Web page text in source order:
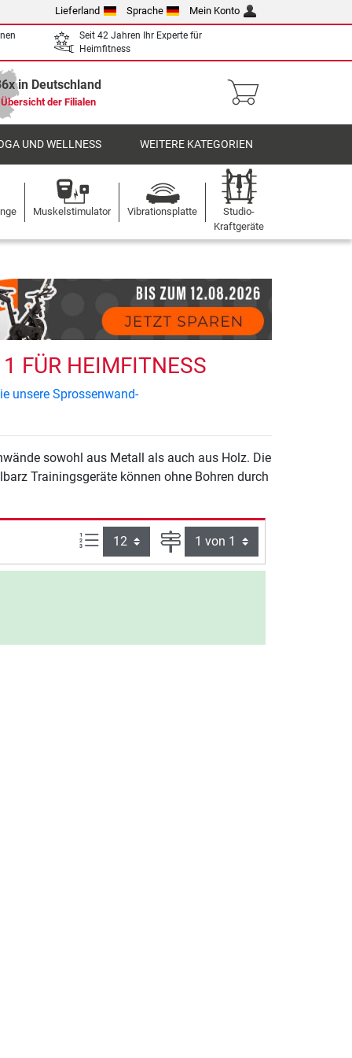
Lieferland Sprache Mein Konto
Seit 42 Jahren Ihr Experte für
Heimfitness
in Deutschland
Übersicht der Filialen
UND WELLNESS WEITERE KATEGORIEN
Muskelstimulator Vibrationsplatte
Studio-
Kraftgeräte
FÜR HEIMFITNESS
unsere Sprossenwand-
sowohl aus Metall als auch aus Holz. Die
Trainingsgeräte können ohne Bohren durch
Artikel pro Seite: Seite